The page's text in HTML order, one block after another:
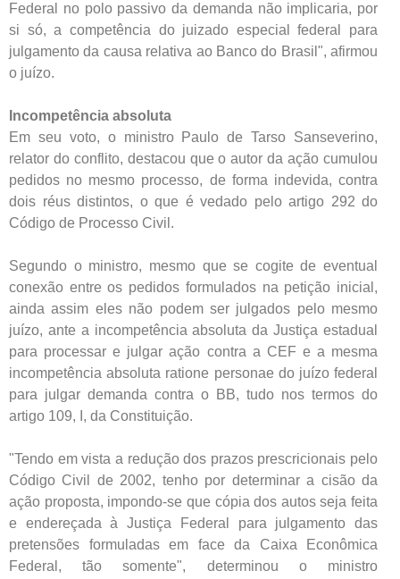
Federal no polo passivo da demanda não implicaria, por
si só, a competência do juizado especial federal para
julgamento da causa relativa ao Banco do Brasil", afirmou
o juízo.
Incompetência absoluta
Em seu voto, o ministro Paulo de Tarso Sanseverino,
relator do conflito, destacou que o autor da ação cumulou
pedidos no mesmo processo, de forma indevida, contra
dois réus distintos, o que é vedado pelo artigo 292 do
Código de Processo Civil.
Segundo o ministro, mesmo que se cogite de eventual
conexão entre os pedidos formulados na petição inicial,
ainda assim eles não podem ser julgados pelo mesmo
juízo, ante a incompetência absoluta da Justiça estadual
para processar e julgar ação contra a CEF e a mesma
incompetência absoluta ratione personae do juízo federal
para julgar demanda contra o BB, tudo nos termos do
artigo 109, I, da Constituição.
"Tendo em vista a redução dos prazos prescricionais pelo
Código Civil de 2002, tenho por determinar a cisão da
ação proposta, impondo-se que cópia dos autos seja feita
e endereçada à Justiça Federal para julgamento das
pretensões formuladas em face da Caixa Econômica
Federal, tão somente", determinou o ministro